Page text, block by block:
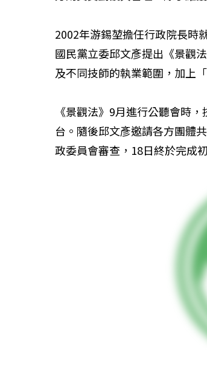
2002年游錫堃擔任行政院長時
國民黨立委邱文彥提出《景觀
及不同技師的執業範圍，加上
《景觀法》9月進行公聽會時
台。隨後邱文彥邀請各方團體
政委員會審查，18日終於完成